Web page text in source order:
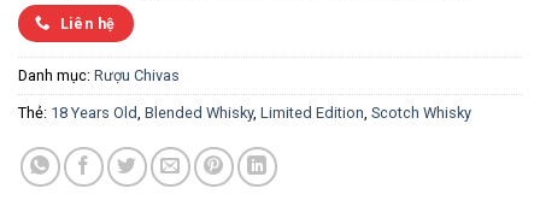
Liên hệ
Danh mục: Rượu Chivas
Thẻ: 18 Years Old, Blended Whisky, Limited Edition, Scotch Whisky